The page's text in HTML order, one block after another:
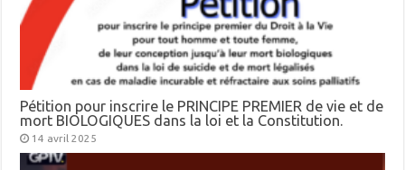
Pétition pour inscrire le PRINCIPE PREMIER de vie et de
mort BIOLOGIQUES dans la loi et la Constitution.
14 avril 2025